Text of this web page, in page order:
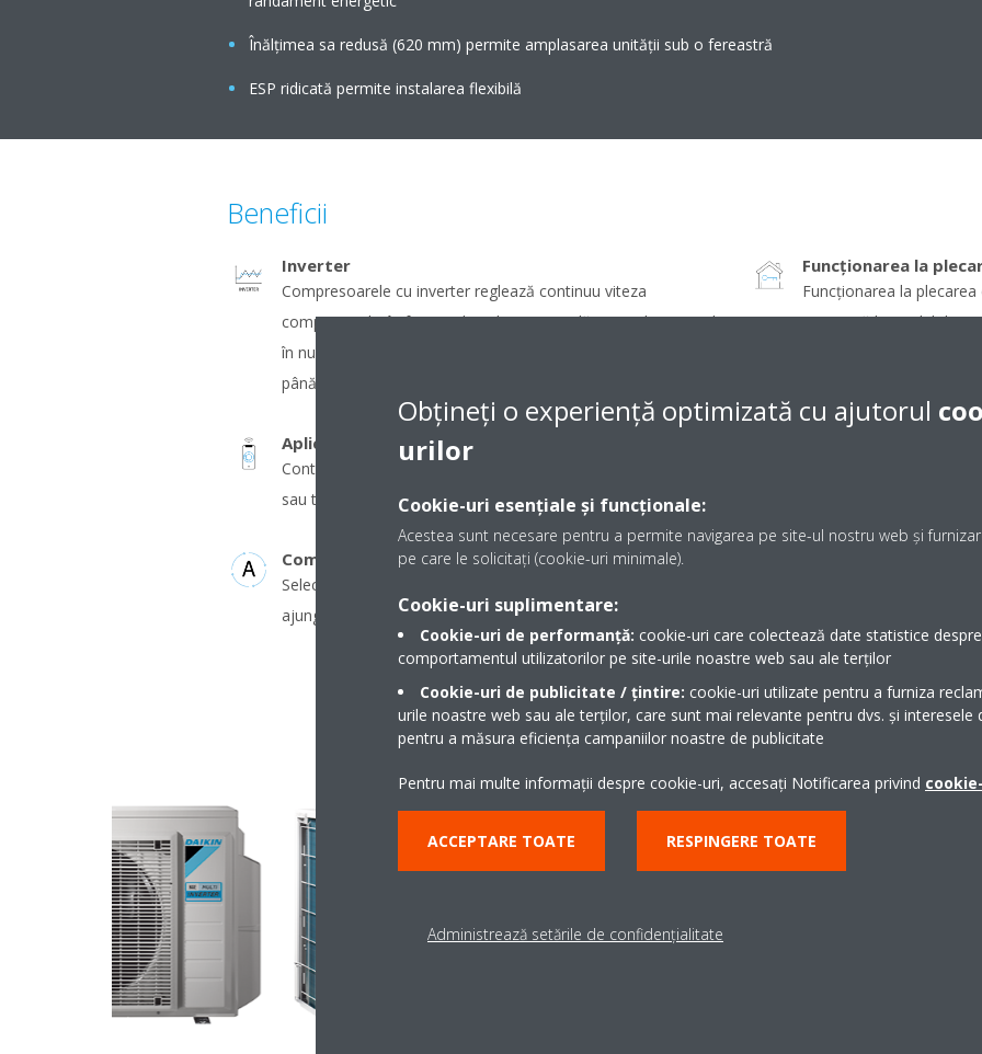
Înălţimea sa redusă (620 mm) permite amplasarea unităţii sub o fereastră
ESP ridicată permite instalarea flexibilă
Beneficii
Inverter
Compresoarele cu inverter reglează continuu viteza
compresorului în funcţie de solicitarea reală. Pornirile şi opririle
în număr mai redus duc la un consum redus de energie (de
până la 30%) şi la temperaturi mai stabile.
Funcţionarea la
Funcţionarea la
interioară la nivelul de
Aplicație Onecta
Controlați climatul interior din orice locație, prin smartphone
sau tabletă
Unitatea poate fi
Comutarea automată răcire - încălzire
Selectează automat modul de răcire sau de încălzire pentru a
ajunge la temperatura setată.
Permit selectarea până
ARATĂ MAI MULTE
Obțineți o experiență optimizată cu ajutorul
urilor
Cookie-uri esențiale și funcționale:
Acestea sunt necesare pentru a permite navigarea pe site-ul nostru web și
pe care le solicitați (cookie-uri minimale).
Cookie-uri suplimentare:
Cookie-uri de performanță: cookie-uri care colectează date statistice
comportamentul utilizatorilor pe site-urile noastre web sau ale terților
Cookie-uri de publicitate / țintire: cookie-uri utilizate pentru a furniza
urile noastre web sau ale terților, care sunt mai relevante pentru dvs. și interesele
pentru a măsura eficiența campaniilor noastre de publicitate
Pentru mai multe informații despre cookie-uri, accesați Notificarea privind
ACCEPTARE TOATE RESPINGERE TOATE
Administrează setările de confidențialitate